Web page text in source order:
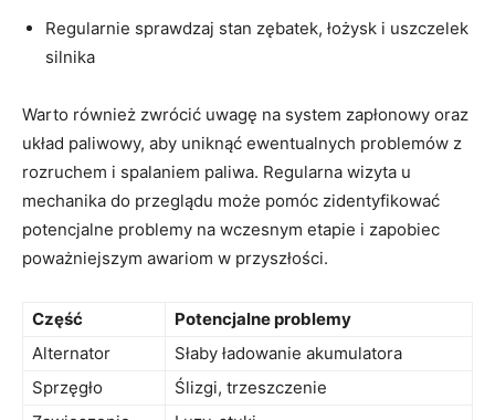
Regularnie sprawdzaj stan zębatek,⁢ łożysk i‌ uszczelek⁢
silnika
Warto również zwrócić uwagę‌ na⁣ system zapłonowy ​oraz
układ paliwowy, aby ​uniknąć‌ ewentualnych problemów z
⁣rozruchem i⁤ spalaniem paliwa. Regularna​ wizyta u
mechanika ⁣do przeglądu może⁤ pomóc zidentyfikować
potencjalne ‍problemy na wczesnym​ etapie i zapobiec
poważniejszym awariom w ‌przyszłości.
Część
Potencjalne problemy
Alternator
Słaby ładowanie akumulatora
Sprzęgło
Ślizgi, trzeszczenie